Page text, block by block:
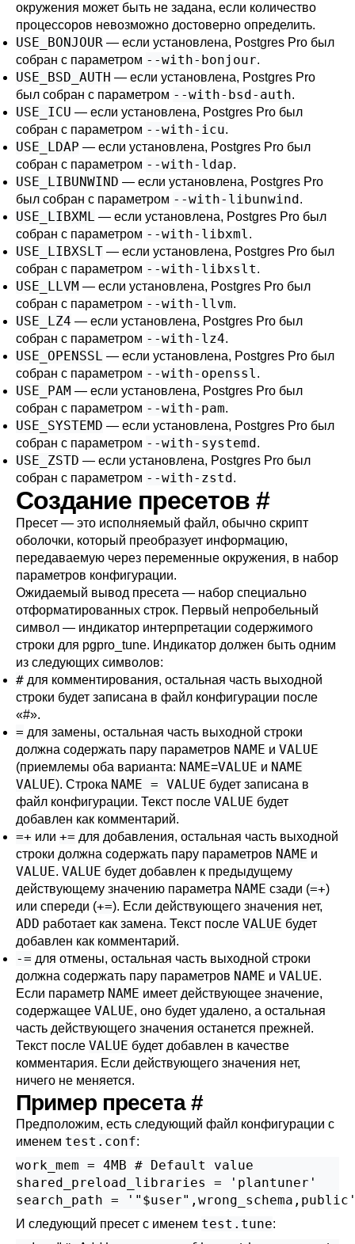
окружения может быть не задана, если количество
процессоров невозможно достоверно определить.
USE_BONJOUR — если установлена, Postgres Pro был
собран с параметром --with-bonjour.
USE_BSD_AUTH — если установлена, Postgres Pro
был собран с параметром --with-bsd-auth.
USE_ICU — если установлена, Postgres Pro был
собран с параметром --with-icu.
USE_LDAP — если установлена, Postgres Pro был
собран с параметром --with-ldap.
USE_LIBUNWIND — если установлена, Postgres Pro
был собран с параметром --with-libunwind.
USE_LIBXML — если установлена, Postgres Pro был
собран с параметром --with-libxml.
USE_LIBXSLT — если установлена, Postgres Pro был
собран с параметром --with-libxslt.
USE_LLVM — если установлена, Postgres Pro был
собран с параметром --with-llvm.
USE_LZ4 — если установлена, Postgres Pro был
собран с параметром --with-lz4.
USE_OPENSSL — если установлена, Postgres Pro был
собран с параметром --with-openssl.
USE_PAM — если установлена, Postgres Pro был
собран с параметром --with-pam.
USE_SYSTEMD — если установлена, Postgres Pro был
собран с параметром --with-systemd.
USE_ZSTD — если установлена, Postgres Pro был
собран с параметром --with-zstd.
Создание пресетов #
Пресет — это исполняемый файл, обычно скрипт
оболочки, который преобразует информацию,
передаваемую через переменные окружения, в набор
параметров конфигурации.
Ожидаемый вывод пресета — набор специально
отформатированных строк. Первый непробельный
символ — индикатор интерпретации содержимого
строки для pgpro_tune. Индикатор должен быть одним
из следующих символов:
# для комментирования, остальная часть выходной
строки будет записана в файл конфигурации после
«#».
= для замены, остальная часть выходной строки
должна содержать пару параметров NAME и VALUE
(приемлемы оба варианта: NAME=VALUE и NAME
VALUE). Строка NAME = VALUE будет записана в
файл конфигурации. Текст после VALUE будет
добавлен как комментарий.
=+ или += для добавления, остальная часть выходной
строки должна содержать пару параметров NAME и
VALUE. VALUE будет добавлен к предыдущему
действующему значению параметра NAME сзади (=+)
или спереди (+=). Если действующего значения нет,
ADD работает как замена. Текст после VALUE будет
добавлен как комментарий.
-= для отмены, остальная часть выходной строки
должна содержать пару параметров NAME и VALUE.
Если параметр NAME имеет действующее значение,
содержащее VALUE, оно будет удалено, а остальная
часть действующего значения останется прежней.
Текст после VALUE будет добавлен в качестве
комментария. Если действующего значения нет,
ничего не меняется.
Пример пресета#
Предположим, есть следующий файл конфигурации с
именем test.conf:
work_mem = 4MB # Default value
shared_preload_libraries = 'plantuner'
search_path =
И следующий пресет с именем test.tune: